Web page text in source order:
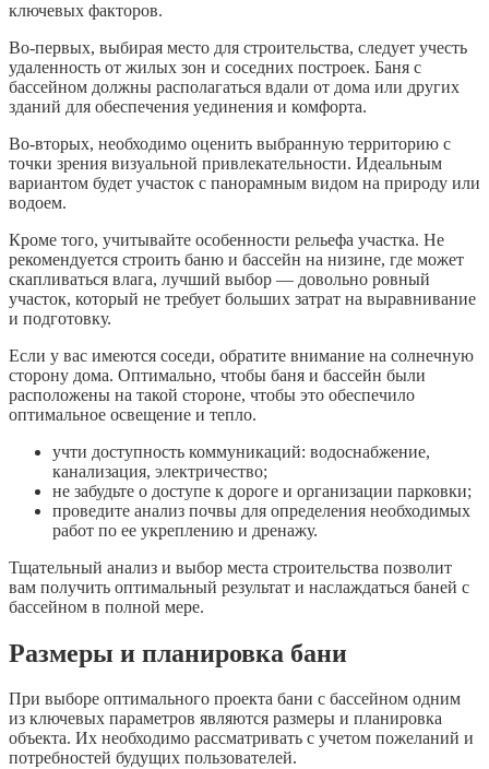
ключевых факторов.
Во-первых, выбирая место для строительства, следует учесть
удаленность от жилых зон и соседних построек. Баня с
бассейном должны располагаться вдали от дома или других
зданий для обеспечения уединения и комфорта.
Во-вторых, необходимо оценить выбранную территорию с
точки зрения визуальной привлекательности. Идеальным
вариантом будет участок с панорамным видом на природу или
водоем.
Кроме того, учитывайте особенности рельефа участка. Не
рекомендуется строить баню и бассейн на низине, где может
скапливаться влага, лучший выбор — довольно ровный
участок, который не требует больших затрат на выравнивание
и подготовку.
Если у вас имеются соседи, обратите внимание на солнечную
сторону дома. Оптимально, чтобы баня и бассейн были
расположены на такой стороне, чтобы это обеспечило
оптимальное освещение и тепло.
учти доступность коммуникаций: водоснабжение,
канализация, электричество;
не забудьте о доступе к дороге и организации парковки;
проведите анализ почвы для определения необходимых
работ по ее укреплению и дренажу.
Тщательный анализ и выбор места строительства позволит
вам получить оптимальный результат и наслаждаться баней с
бассейном в полной мере.
Размеры и планировка бани
При выборе оптимального проекта бани с бассейном одним
из ключевых параметров являются размеры и планировка
объекта. Их необходимо рассматривать с учетом пожеланий и
потребностей будущих пользователей.